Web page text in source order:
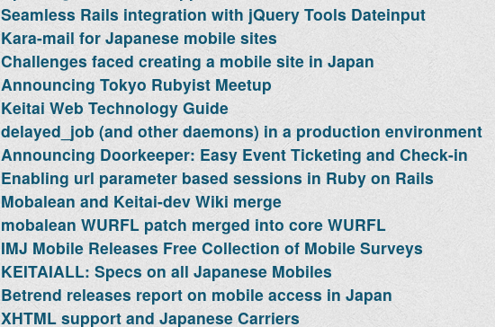
Seamless Rails integration with jQuery Tools Dateinput
Kara-mail for Japanese mobile sites
Challenges faced creating a mobile site in Japan
Announcing Tokyo Rubyist Meetup
Keitai Web Technology Guide
delayed_job (and other daemons) in a production environment
Announcing Doorkeeper: Easy Event Ticketing and Check-in
Enabling url parameter based sessions in Ruby on Rails
Mobalean and Keitai-dev Wiki merge
mobalean WURFL patch merged into core WURFL
IMJ Mobile Releases Free Collection of Mobile Surveys
KEITAIALL: Specs on all Japanese Mobiles
Betrend releases report on mobile access in Japan
XHTML support and Japanese Carriers